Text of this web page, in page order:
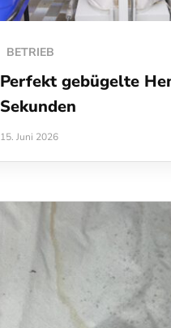
BETRIEB
Perfekt gebügelte
Sekunden
15. Juni 2026